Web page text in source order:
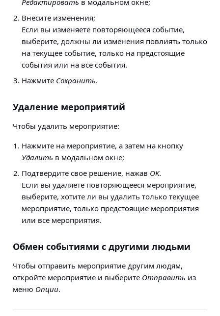
Редактировать в модальном окне;
Внесите изменения;
Если вы изменяете повторяющееся событие,
выберите, должны ли изменения повлиять только
на текущее событие, только на предстоящие
события или на все события.
Нажмите Сохранить.
Удаление мероприятий
Чтобы удалить мероприятие:
Нажмите на мероприятие, а затем на кнопку
Удалить в модальном окне;
Подтвердите свое решение, нажав OK.
Если вы удаляете повторяющееся мероприятие,
выберите, хотите ли вы удалить только текущее
мероприятие, только предстоящие мероприятия
или все мероприятия.
Обмен событиями с другими людьми
Чтобы отправить мероприятие другим людям,
откройте мероприятие и выберите Отправить из
меню Опции.